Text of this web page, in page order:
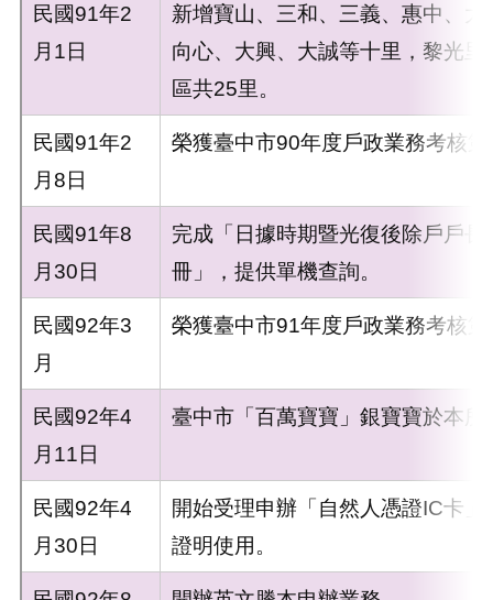
民國91年2
月1日
新增寶山、三和、三義、惠中、
向心、大興、大誠等十里，黎光
區共25里。
民國91年2
月8日
榮獲臺中市90年度戶政業務考核
民國91年8
月30日
完成「日據時期暨光復後除戶戶
冊」，提供單機查詢。
民國92年3
月
榮獲臺中市91年度戶政業務考核
民國92年4
月11日
臺中市「百萬寶寶」銀寶寶於本所
民國92年4
月30日
開始受理申辦「自然人憑證IC卡
證明使用。